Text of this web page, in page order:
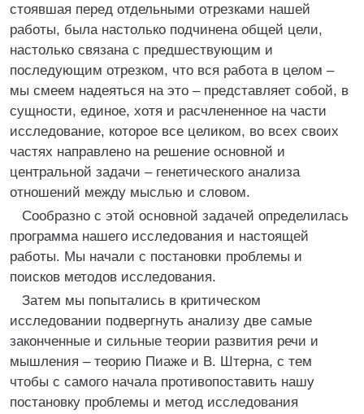
стоявшая перед отдельными отрезками нашей
работы, была настолько подчинена общей цели,
настолько связана с предшествующим и
последующим отрезком, что вся работа в целом –
мы смеем надеяться на это – представляет собой, в
сущности, единое, хотя и расчлененное на части
исследование, которое все целиком, во всех своих
частях направлено на решение основной и
центральной задачи – генетического анализа
отношений между мыслью и словом.
Сообразно с этой основной задачей определилась
программа нашего исследования и настоящей
работы. Мы начали с постановки проблемы и
поисков методов исследования.
Затем мы попытались в критическом
исследовании подвергнуть анализу две самые
законченные и сильные теории развития речи и
мышления – теорию Пиаже и В. Штерна, с тем
чтобы с самого начала противопоставить нашу
постановку проблемы и метод исследования